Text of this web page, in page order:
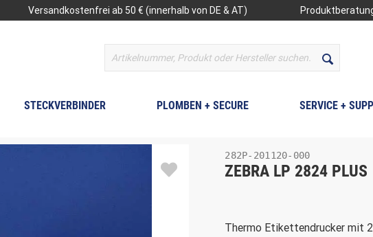
Versandkostenfrei ab 50 € (innerhalb von DE & AT)
STECKVERBINDER PLOMBEN + SECURE SERVICE +
282P-201120-000
ZEBRA LP 2824 PLUS
Thermo Etikettendrucker mit